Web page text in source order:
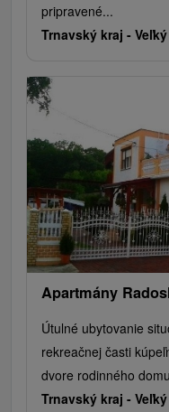
pripravené...
Trnavský kraj -
Apartmány
Útulné ubytovanie
rekreačnej časti
dvore rodinného
Trnavský kraj -